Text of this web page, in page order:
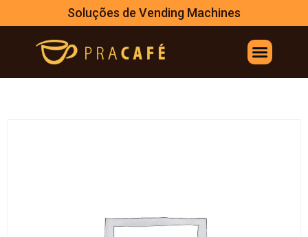
Soluções de Vending Machines